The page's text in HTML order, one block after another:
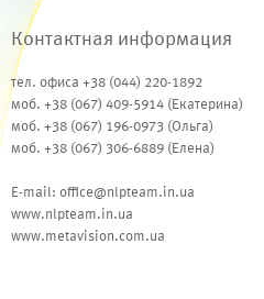
Контактная информация
тел. офиса +38 (044) 220-1892
моб. +38 (067) 409-5914 (Екатерина)
моб. +38 (067) 196-0973 (Ольга)
моб. +38 (067) 306-6889 (Елена)
E-mail: office@nlpteam.in.ua
www.nlpteam.in.ua
www.metavision.com.ua